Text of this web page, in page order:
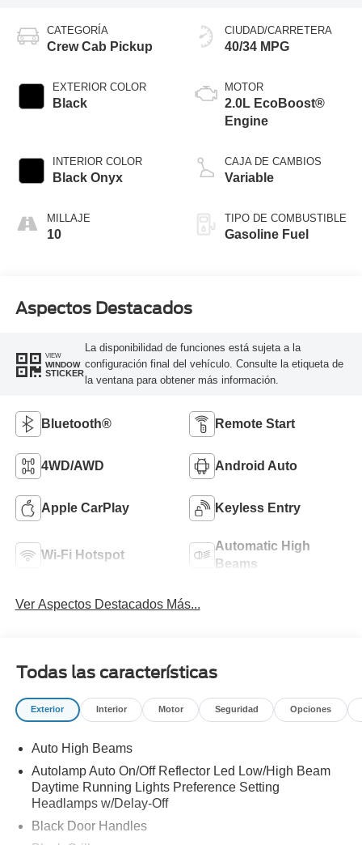
CATEGORÍA
Crew Cab Pickup
EXTERIOR COLOR
Black
INTERIOR COLOR
Black Onyx
MILLAJE
10
CIUDAD/CARRETERA
40/34 MPG
MOTOR
2.0L EcoBoost®
Engine
CAJA DE CAMBIOS
Variable
TIPO DE COMBUSTIBLE
Gasoline Fuel
Aspectos Destacados
VIEW
WINDOW
STICKER
La disponibilidad de funciones está sujeta a la
configuración final del vehículo. Consulte la etiqueta de
la ventana para obtener más información.
Bluetooth® Remote Start
4WD/AWD Android Auto
Apple CarPlay Keyless Entry
Wi-Fi Hotspot
Automatic High
Beams
Ver Aspectos Destacados Más...
Todas las características
Exterior Interior Motor Seguridad Opciones
Auto High Beams
Autolamp Auto On/Off Reflector Led Low/High Beam
Daytime Running Lights Preference Setting
Headlamps w/Delay-Off
Black Door Handles